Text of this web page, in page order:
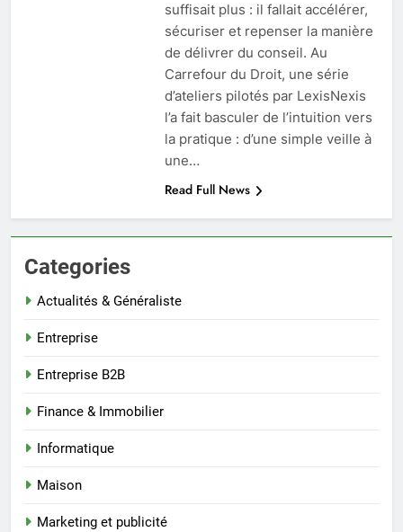
suffisait plus : il fallait accélérer,
sécuriser et repenser la manière
de délivrer du conseil. Au
Carrefour du Droit, une série
d’ateliers pilotés par LexisNexis
l’a fait basculer de l’intuition vers
la pratique : d’une simple veille à
une…
Read Full News
Categories
Actualités & Généraliste
Entreprise
Entreprise B2B
Finance & Immobilier
Informatique
Maison
Marketing et publicité